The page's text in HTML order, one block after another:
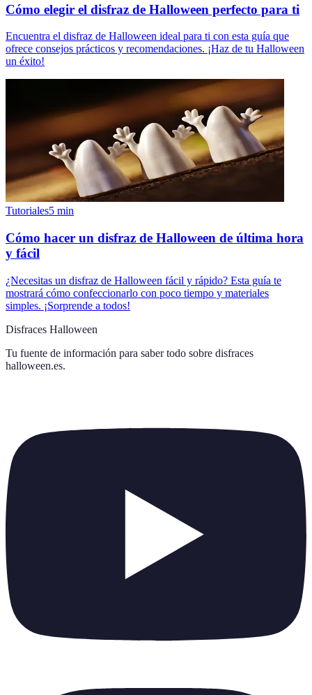
Cómo elegir el disfraz de Halloween perfecto para ti
Encuentra el disfraz de Halloween ideal para ti con esta guía que
ofrece consejos prácticos y recomendaciones. ¡Haz de tu Halloween
un éxito!
Tutoriales5 min
Cómo hacer un disfraz de Halloween de última hora
y fácil
¿Necesitas un disfraz de Halloween fácil y rápido? Esta guía te
mostrará cómo confeccionarlo con poco tiempo y materiales
simples. ¡Sorprende a todos!
Disfraces Halloween
Tu fuente de información para saber todo sobre disfraces
halloween.es.